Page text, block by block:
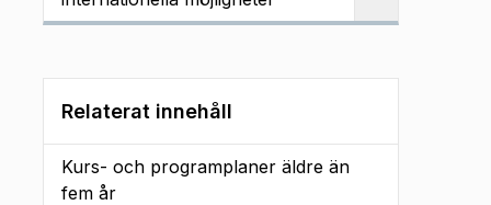
Relaterat innehåll
Kurs- och programplaner äldre än
fem år